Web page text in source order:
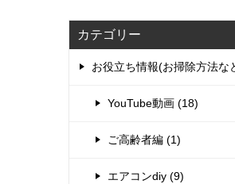
カテゴリー
お役立ち情報(お掃除方法な
YouTube動画 (18)
ご高齢者編 (1)
エアコンdiy (9)